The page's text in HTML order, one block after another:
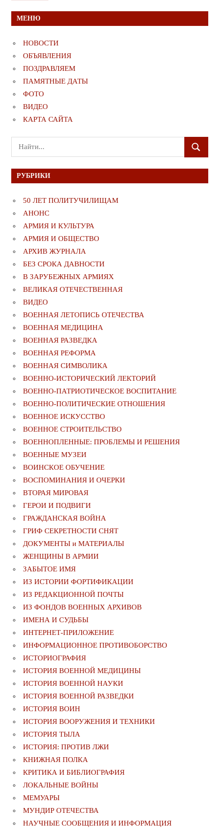
МЕНЮ
НОВОСТИ
ОБЪЯВЛЕНИЯ
ПОЗДРАВЛЯЕМ
ПАМЯТНЫЕ ДАТЫ
ФОТО
ВИДЕО
КАРТА САЙТА
Поиск
для:
ПОИСК
РУБРИКИ
50 ЛЕТ ПОЛИТУЧИЛИЩАМ
АНОНС
АРМИЯ И КУЛЬТУРА
АРМИЯ И ОБЩЕСТВО
АРХИВ ЖУРНАЛА
БЕЗ СРОКА ДАВНОСТИ
В ЗАРУБЕЖНЫХ АРМИЯХ
ВЕЛИКАЯ ОТЕЧЕСТВЕННАЯ
ВИДЕО
ВОЕННАЯ ЛЕТОПИСЬ ОТЕЧЕСТВА
ВОЕННАЯ МЕДИЦИНА
ВОЕННАЯ РАЗВЕДКА
ВОЕННАЯ РЕФОРМА
ВОЕННАЯ СИМВОЛИКА
ВОЕННО-ИСТОРИЧЕСКИЙ ЛЕКТОРИЙ
ВОЕННО-ПАТРИОТИЧЕСКОЕ ВОСПИТАНИЕ
ВОЕННО-ПОЛИТИЧЕСКИE ОТНОШЕНИЯ
ВОЕННОЕ ИСКУССТВО
ВОЕННОЕ СТРОИТЕЛЬСТВО
ВОЕННОПЛЕННЫЕ: ПРОБЛЕМЫ И РЕШЕНИЯ
ВОЕННЫЕ МУЗЕИ
ВОИНСКОЕ ОБУЧЕНИЕ
ВОСПОМИНАНИЯ И ОЧЕРКИ
ВТОРАЯ МИРОВАЯ
ГЕРОИ И ПОДВИГИ
ГРАЖДАНСКАЯ ВОЙНА
ГРИФ СЕКРЕТНОСТИ СНЯТ
ДОКУМЕНТЫ и МАТЕРИАЛЫ
ЖЕНЩИНЫ В АРМИИ
ЗАБЫТОЕ ИМЯ
ИЗ ИСТОРИИ ФОРТИФИКАЦИИ
ИЗ РЕДАКЦИОННОЙ ПОЧТЫ
ИЗ ФОНДОВ ВОЕННЫХ АРХИВОВ
ИМЕНА И СУДЬБЫ
ИНТЕРНЕТ-ПРИЛОЖЕНИЕ
ИНФОРМАЦИОННОЕ ПРОТИВОБОРСТВО
ИСТОРИОГРАФИЯ
ИСТОРИЯ ВОЕННОЙ МЕДИЦИНЫ
ИСТОРИЯ ВОЕННОЙ НАУКИ
ИСТОРИЯ ВОЕННОЙ РАЗВЕДКИ
ИСТОРИЯ ВОИН
ИСТОРИЯ ВООРУЖЕНИЯ И ТЕХНИКИ
ИСТОРИЯ ТЫЛА
ИСТОРИЯ: ПРОТИВ ЛЖИ
КНИЖНАЯ ПОЛКА
КРИТИКА И БИБЛИОГРАФИЯ
ЛОКАЛЬНЫЕ ВОЙНЫ
МЕМУАРЫ
МУНДИР ОТЕЧЕСТВА
НАУЧНЫЕ СООБЩЕНИЯ И ИНФОРМАЦИЯ